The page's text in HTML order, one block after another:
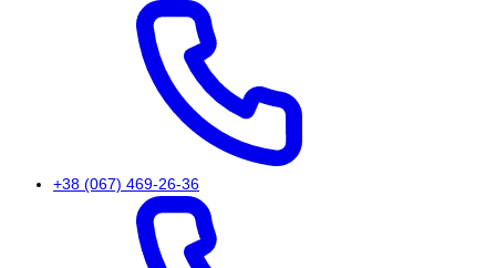
+38 (067) 469-26-36